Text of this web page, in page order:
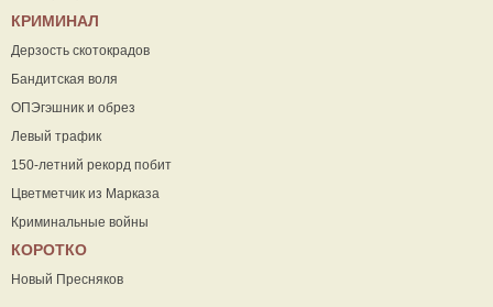
КРИМИНАЛ
Дерзость скотокрадов
Бандитская воля
ОПЭгэшник и обрез
Левый трафик
150-летний рекорд побит
Цветметчик из Марказа
Криминальные войны
КОРОТКО
Новый Пресняков